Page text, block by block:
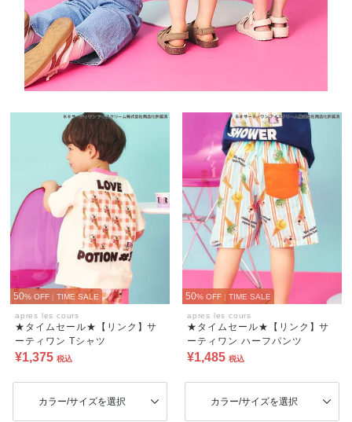
50% OFF | TIME SALE
apres les cours
★タイムセール★【リンク】サ
ーティワン Tシャツ
¥1,375 税込
カラー/サイズを選択
50% OFF | TIME SALE
apres les cours
★タイムセール★【リンク】サ
ーティワン ハーフパンツ
¥1,485 税込
カラー/サイズを選択